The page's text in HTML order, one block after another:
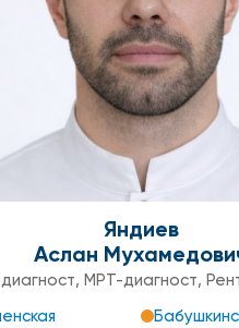
Яндиев
Аслан
, МРТ-диагност,